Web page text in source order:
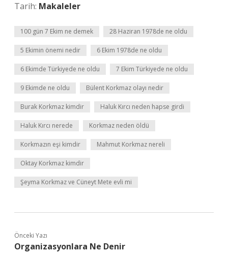
Tarih: Makaleler
100 gün 7 Ekim ne demek 28 Haziran 1978de ne oldu
5 Ekimin önemi nedir 6 Ekim 1978de ne oldu
6 Ekimde Türkiyede ne oldu 7 Ekim Türkiyede ne oldu
9 Ekimde ne oldu Bülent Korkmaz olayı nedir
Burak Korkmaz kimdir Haluk Kırcı neden hapse girdi
Haluk Kırcı nerede Korkmaz neden öldü
Korkmazın eşi kimdir Mahmut Korkmaz nereli
Oktay Korkmaz kimdir
Şeyma Korkmaz ve Cüneyt Mete evli mi
Önceki Yazı
Organizasyonlara Ne Denir